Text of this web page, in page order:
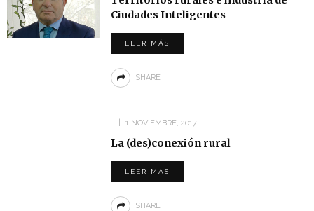
Ciudades Inteligentes
LEER MÁS
SHARE
1 NOVIEMBRE, 2017
La (des)conexión rural
LEER MÁS
SHARE